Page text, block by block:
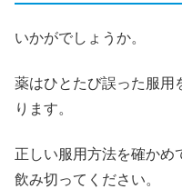
いかがでしょうか。
薬はひとたび誤った服用
ります。
正しい服用方法を確かめ
飲み切ってください。